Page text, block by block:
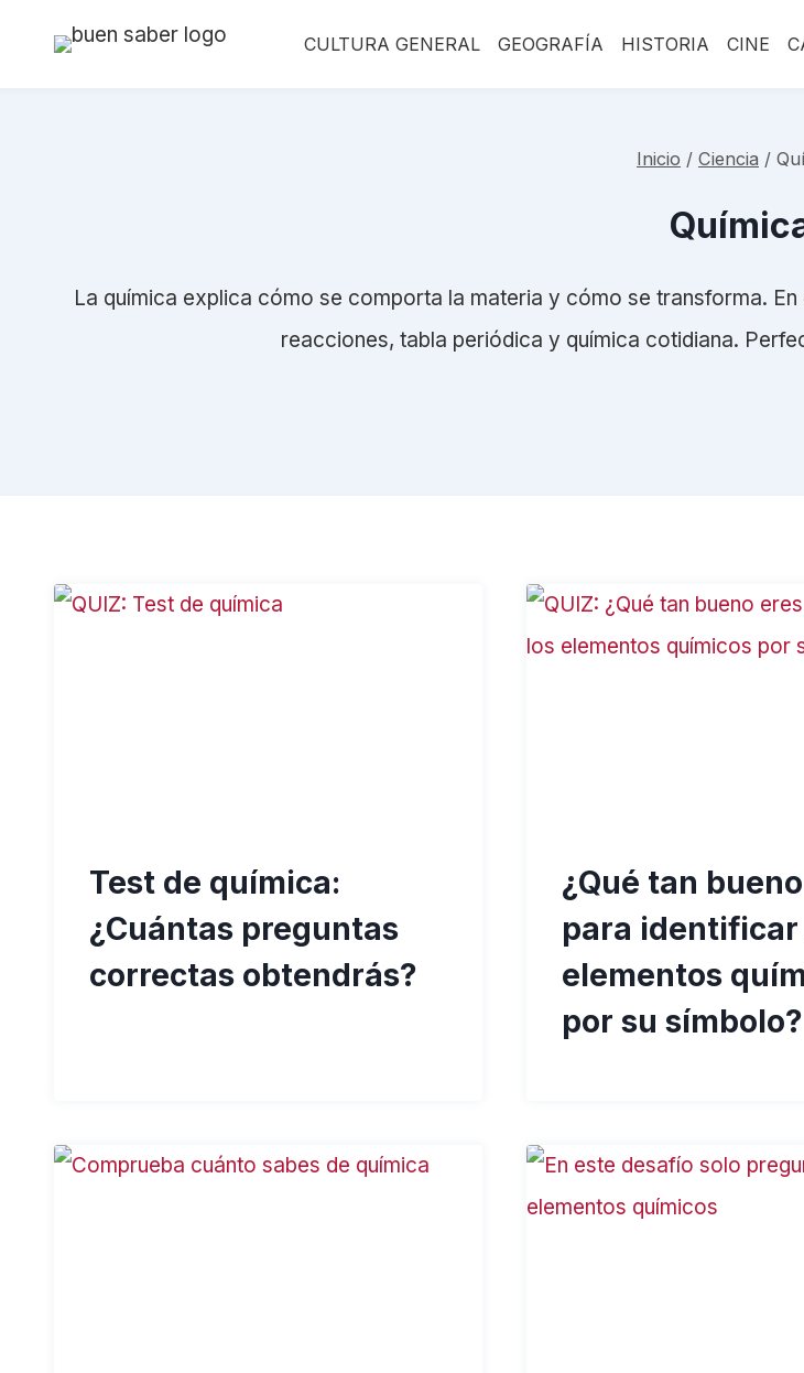
CULTURA GENERAL GEOGRAFÍA HISTORIA CINE
Inicio / Ciencia /
La química explica cómo se comporta la materia y cómo se transforma.
reacciones, tabla periódica y química cotidiana.
Test de química:
¿Cuántas preguntas
correctas obtendrás?
¿Qué tan
para identificar
elementos
por su símbolo?